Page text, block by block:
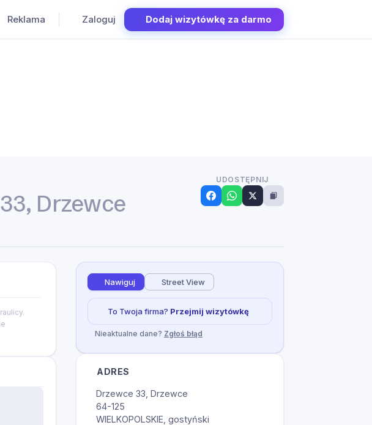
Reklama Zaloguj Dodaj wizytówkę za darmo
Drzewce
UDOSTĘPNIJ
Nawiguj Street View
To Twoja firma? Przejmij wizytówkę
Nieaktualne dane? Zgłoś błąd
ADRES
Drzewce 33, Drzewce
64-125
WIELKOPOLSKIE, gostyński